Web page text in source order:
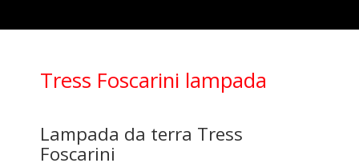
Tress Foscarini lampada
Lampada da terra Tress
Foscarini